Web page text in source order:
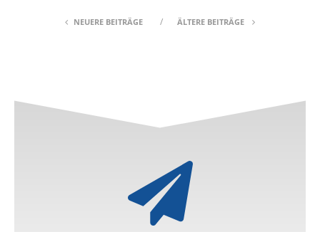
NEUERE BEITRÄGE ÄLTERE BEITRÄGE